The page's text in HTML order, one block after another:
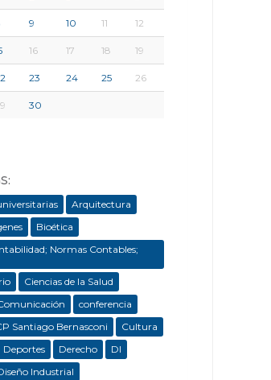
9 10 11 12
16 17 18 19
23 24 25 26
30
Arquitectura
Bioética
Normas Contables;
Ciencias de la Salud
conferencia
Santiago Bernasconi
Cultura
Deportes Derecho
DI
Industrial